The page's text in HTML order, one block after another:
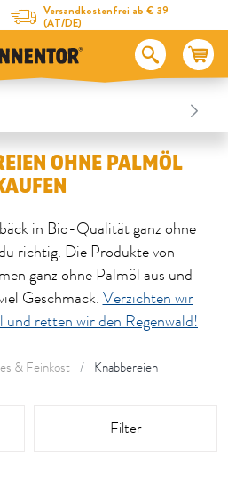
Versandkostenfrei ab € 39
(AT/DE)
kaufen
OHNE PALMÖL
in Bio-Qualität ganz ohne
richtig. Die Produkte von
ganz ohne Palmöl aus und
Geschmack.Verzichten wir
und retten wir den Regenwald!
& Feinkost Knabbereien
Filter